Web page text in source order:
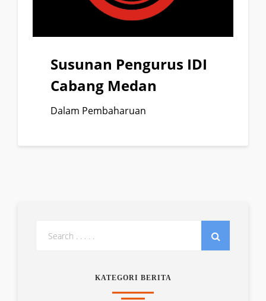
Susunan Pengurus IDI
Cabang Medan
Dalam Pembaharuan
KATEGORI BERITA